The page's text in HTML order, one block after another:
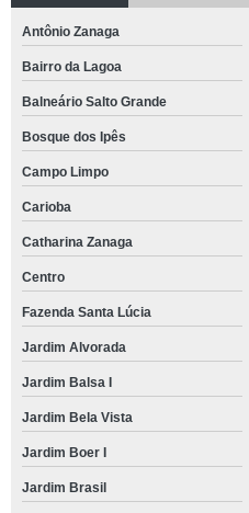
Antônio Zanaga
Bairro da Lagoa
Balneário Salto Grande
Bosque dos Ipês
Campo Limpo
Carioba
Catharina Zanaga
Centro
Fazenda Santa Lúcia
Jardim Alvorada
Jardim Balsa I
Jardim Bela Vista
Jardim Boer I
Jardim Brasil